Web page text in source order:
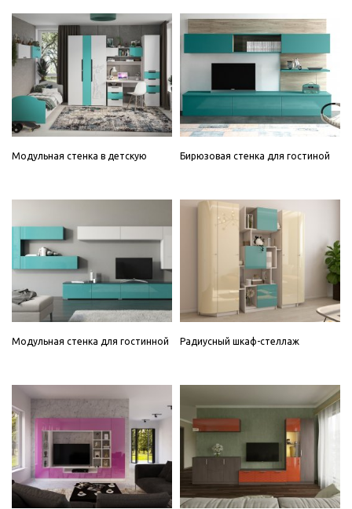
Модульная стенка в детскую Бирюзовая стенка для гостиной
Модульная стенка для гостинной Радиусный шкаф-стеллаж